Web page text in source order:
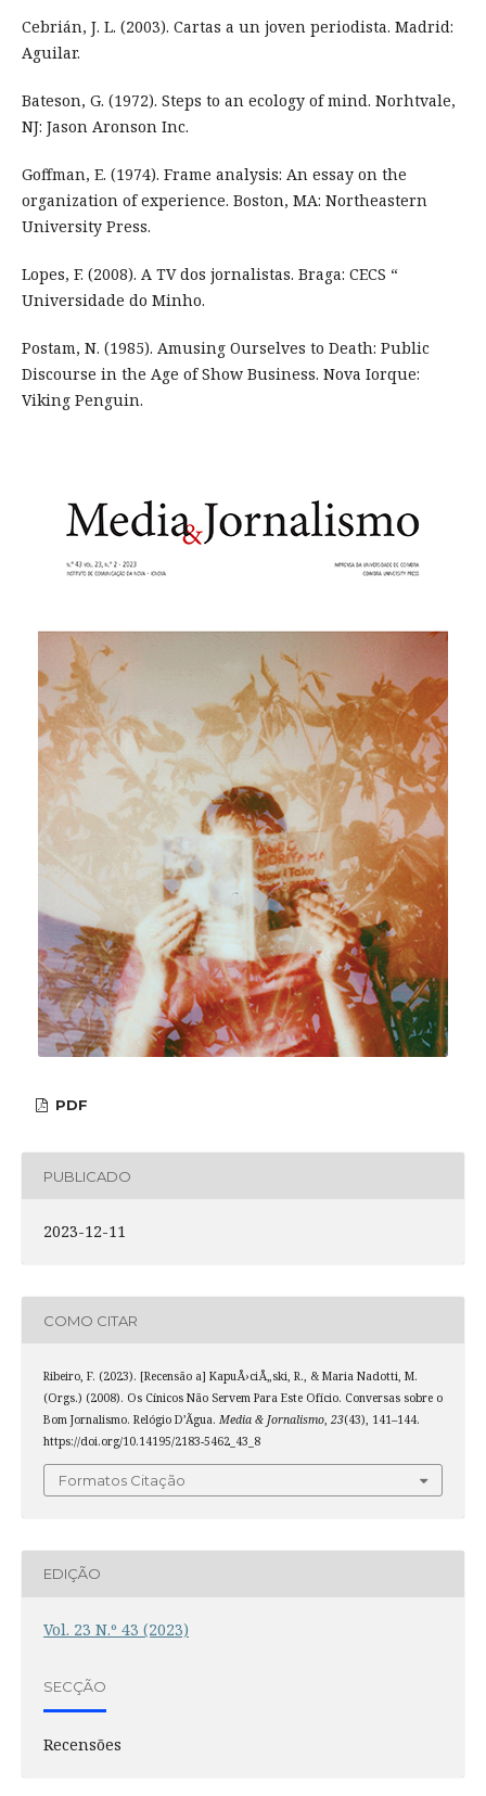
Cebrián, J. L. (2003). Cartas a un joven periodista. Madrid:
Aguilar.
Bateson, G. (1972). Steps to an ecology of mind. Norhtvale,
NJ: Jason Aronson Inc.
Goffman, E. (1974). Frame analysis: An essay on the
organization of experience. Boston, MA: Northeastern
University Press.
Lopes, F. (2008). A TV dos jornalistas. Braga: CECS “
Universidade do Minho.
Postam, N. (1985). Amusing Ourselves to Death: Public
Discourse in the Age of Show Business. Nova Iorque:
Viking Penguin.
PDF
PUBLICADO
2023-12-11
COMO CITAR
Ribeiro, F. (2023). [Recensão a] KapuÅ›ciÅ„ski, R., & Maria Nadotti, M.
(Orgs.) (2008). Os Cínicos Não Servem Para Este Ofício. Conversas sobre o
Bom Jornalismo. Relógio D’Ãgua. Media & Jornalismo, 23(43), 141–144.
https://doi.org/10.14195/2183-5462_43_8
Formatos Citação
EDIÇÃO
Vol. 23 N.º 43 (2023)
SECÇÃO
Recensões